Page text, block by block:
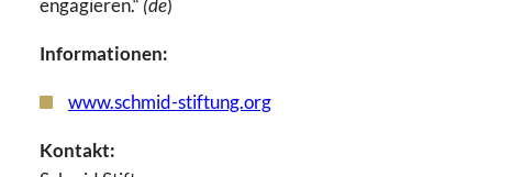
Informationen:
www.schmid-stiftung.org
Kontakt: